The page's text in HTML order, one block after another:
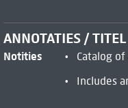
ANNOTATIES /
Notities
Catalog
Includes